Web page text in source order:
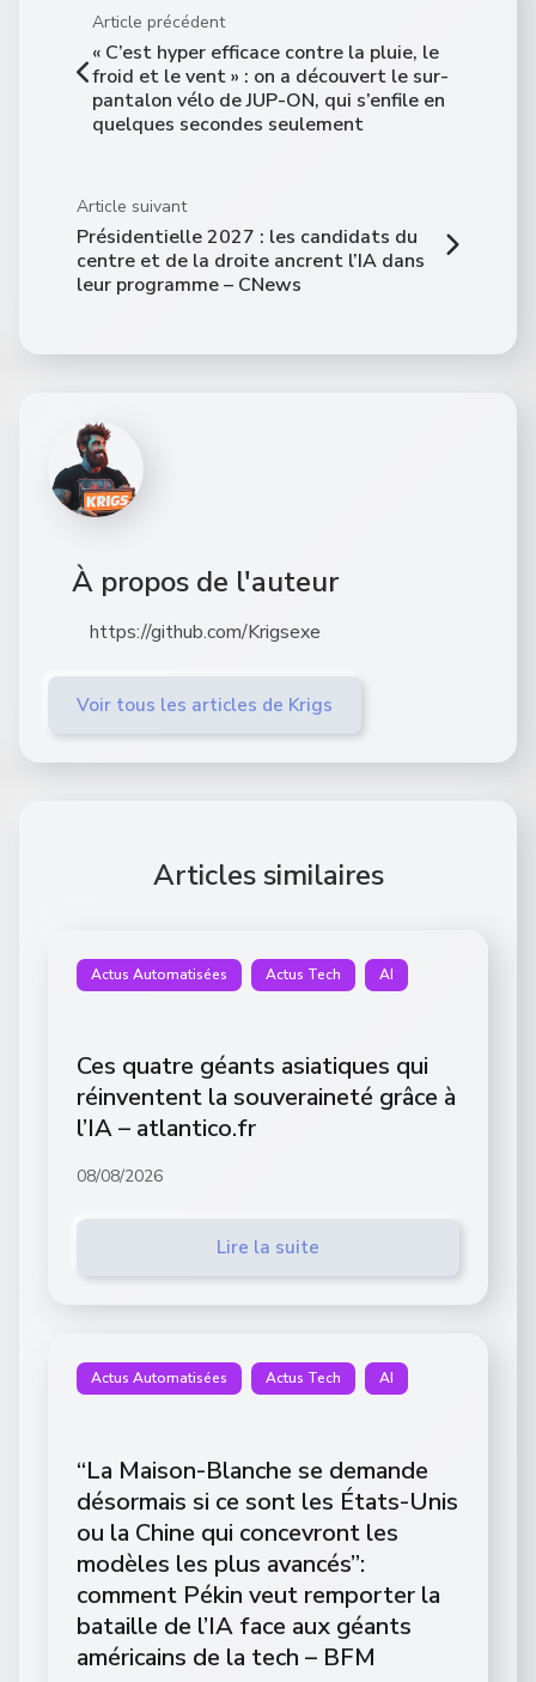
Article précédent
« C’est hyper efficace contre la pluie, le
froid et le vent » : on a découvert le sur-
pantalon vélo de JUP-ON, qui s’enfile en
quelques secondes seulement
Article suivant
Présidentielle 2027 : les candidats du
centre et de la droite ancrent l’IA dans
leur programme – CNews
À propos de l'auteur
https://github.com/Krigsexe
Voir tous les articles de Krigs
Articles similaires
Actus Automatisées Actus Tech AI
Ces quatre géants asiatiques qui
réinventent la souveraineté grâce à
l’IA – atlantico.fr
08/08/2026
Lire la suite
Actus Automatisées Actus Tech AI
“La Maison-Blanche se demande
désormais si ce sont les États-Unis
ou la Chine qui concevront les
modèles les plus avancés”:
comment Pékin veut remporter la
bataille de l’IA face aux géants
américains de la tech – BFM